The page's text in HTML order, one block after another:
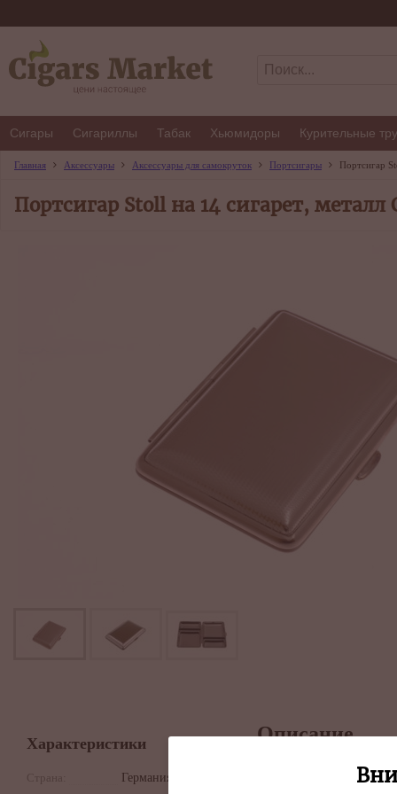
Сигары Сигариллы Табак Хьюмидоры Курительные
Главная Аксессуары Аксессуары для самокруток Портсигары Портсигар
Портсигар Stoll на 14 сигарет, металл
Характеристики
Страна:
Германия
Описание
Портсигар от
аксессуаров